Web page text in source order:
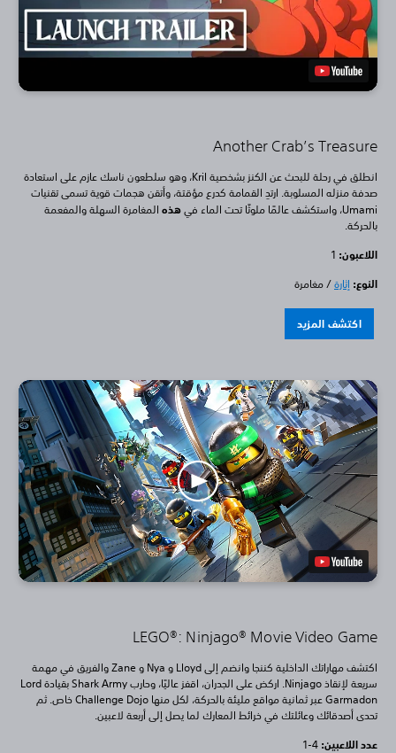
Another Crab’s Treasure
انطلق في رحلة للبحث عن الكنز بشخصية Kril، وهو سلطعون ناسك عازم على استعادة
صدفة منزله المسلوبة. ارتدِ القمامة كدرع مؤقتة، وأتقن هجمات قوية تسمى تقنيات
Umami، واستكشف عالمًا ملوثًا تحت الماء في
هذهالمغامرة السهلة والمفعمة
بالحركة.
اللاعبون:1
النوع: إثارة/ مغامرة
اكتشف المزيد
LEGO®: Ninjago® Movie Video Game
اكتشف مهاراتك الداخلية كننجا وانضم إلى Lloyd و Nya و Zane والفريق في مهمة
سريعة لإنقاذ Ninjago. اركض على الجدران، اقفز عاليًا، وحارب Shark Army بقيادة Lord
Garmadon عبر ثمانية مواقع مليئة بالحركة، لكل منها Challenge Dojo خاص. ثم
تحدى أصدقائك وعائلتك في خرائط المعارك لما يصل إلى أربعة لاعبين.
عدد اللاعبين: ‏1-4